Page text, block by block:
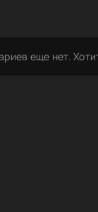
еще нет.